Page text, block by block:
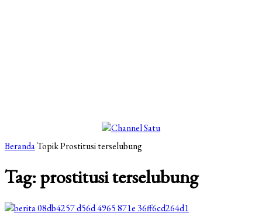
BerandaTopikProstitusi terselubung
Tag: prostitusi terselubung